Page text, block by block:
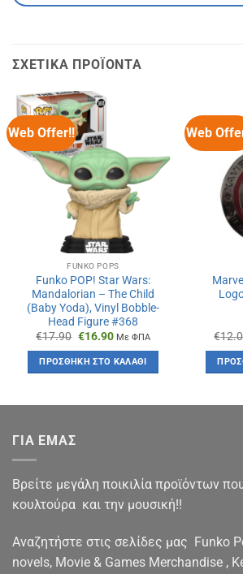
ΣΧΕΤΙΚΆ ΠΡΟΪΌΝΤΑ
Web Offer!!
FUNKO POPS
Funko POP! Star Wars:
Mandalorian – The Child
(Baby Yoda), Vinyl Bobble-
Head Figure #368
€17.90 Original
was:
€17.90.
€16.90Η
τιμή
είναι:
€16.90.
Με ΦΠΑ
ΠΡΟΣΘΉΚΗ ΣΤΟ ΚΑΛΆΘΙ
Web
€
ΓΙΑ ΕΜΑΣ
Βρείτε μεγάλη ποικιλία προϊόντων
κουλτούρα και την μουσική!!
Αναζητήστε στις σελίδες μας Funko
novels, Movie & Games Merchandise ,